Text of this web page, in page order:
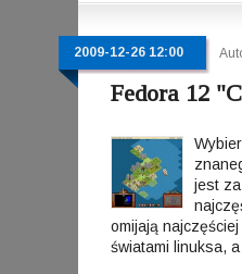
2009-12-26 12:00
Fedora 12
jest
omijają
światami linuksa,